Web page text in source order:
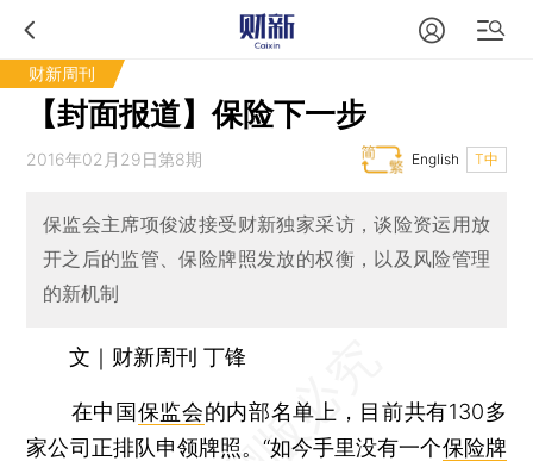
财新周刊
【封面报道】保险下一步
2016年02月29日第8期 T中
English
保监会主席项俊波接受财新独家采访，谈险资运用放
开之后的监管、保险牌照发放的权衡，以及风险管理
的新机制
文｜财新周刊 丁锋
在中国保监会的内部名单上，目前共有130多
家公司正排队申领牌照。“如今手里没有一个保险牌